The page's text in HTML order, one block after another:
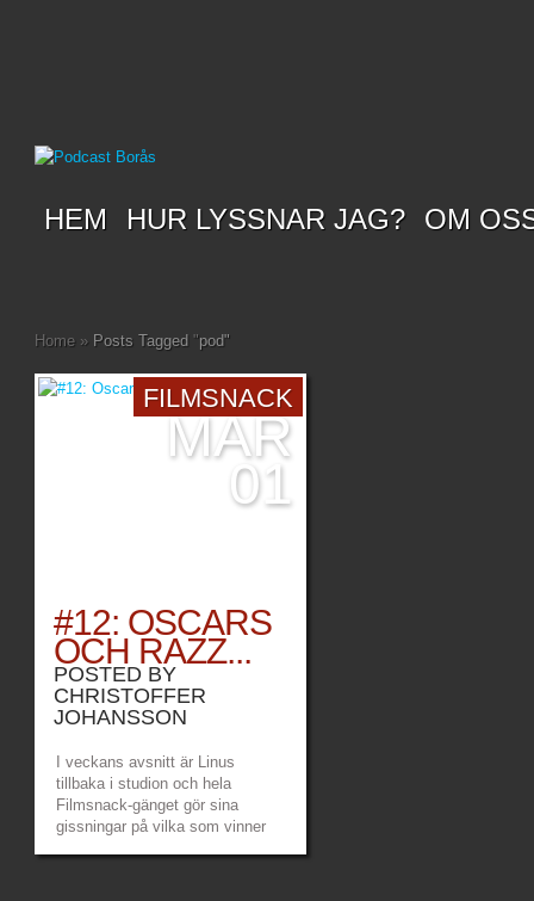
HEM HUR LYSSNAR JAG? OM
Home » Posts Tagged "pod"
FILMSNACK
MAR
01
#12: OSCARS
OCH RAZZ...
POSTED BY
CHRISTOFFER
JOHANSSON
I veckans avsnitt är Linus
tillbaka i studion och hela
Filmsnack-gänget gör sina
gissningar på vilka som vinner